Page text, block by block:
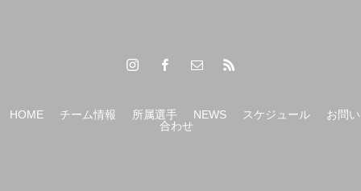
HOME チーム情報 所属選手 NEWS スケジュール
お問い
合わせ